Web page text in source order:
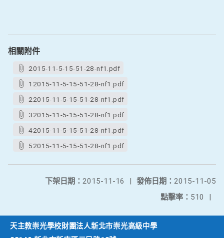
相關附件
2015-11-5-15-51-28-nf1.pdf
12015-11-5-15-51-28-nf1.pdf
22015-11-5-15-51-28-nf1.pdf
32015-11-5-15-51-28-nf1.pdf
42015-11-5-15-51-28-nf1.pdf
52015-11-5-15-51-28-nf1.pdf
發佈日期： 2015-11-05
下架日期： 2015-11-16
|
點擊率： 510 |
天主教崇光學校財團法人新北市崇光高級中學